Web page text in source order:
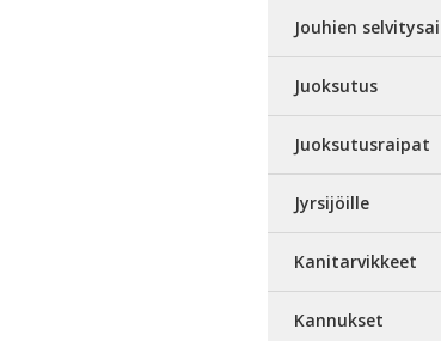
Jouhien
Juoksutus
Juoksutusraipat
Jyrsijöille
Kanitarvikkeet
Kannukset